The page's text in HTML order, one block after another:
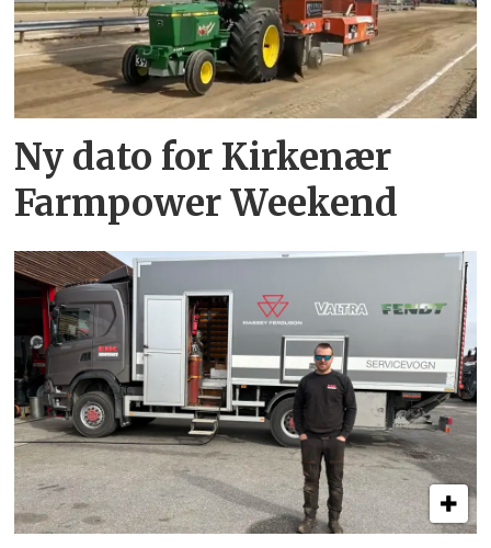
Ny dato for Kirkenær
Farmpower Weekend